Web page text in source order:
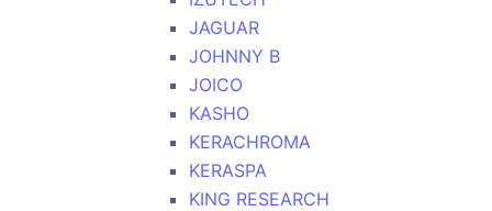
JAGUAR
JOHNNY B
JOICO
KASHO
KERACHROMA
KERASPA
KING RESEARCH